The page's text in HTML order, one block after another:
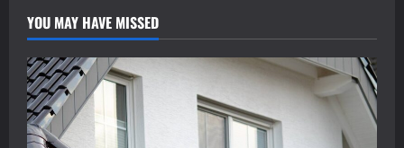
YOU MAY HAVE MISSED